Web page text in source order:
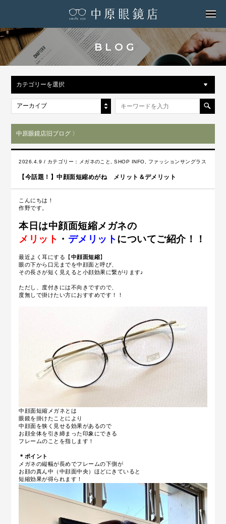
BLOG
カテゴリーを選択
アーカイブ
中原眼鏡店旧ブログ 〉
2026.4.9 / カテゴリー： メガネのこと ,SHOP INFO ファッションサングラス
【今話題！】中顔面短縮めがね メリット＆デメリット
こんにちは！
作野です。
本日は中顔面短縮メガネの
メリット ・ デメリットについてご紹介！！
最近よく耳にする【中顔面短縮】
眼の下から口元までを中顔面と呼び、
その長さが短く見えると小顔効果に繋がります♪
ただし、度付きには不向きですので、
度無しで掛けたい方におすすめです！！
中顔面短縮メガネとは
眼鏡を掛けたことにより
中顔面を狭く見せる効果があるので
お顔全体を引き締まった印象にできる
フレームのことを指します！
＊ポイント
メガネの縦幅が長めでフレームの下側が
お顔の真ん中（中顔面中央）ほどにきていると
短縮効果が得られます！